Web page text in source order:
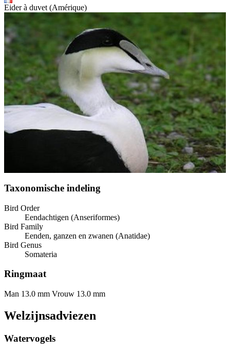
Eider à duvet (Amérique)
Taxonomische indeling
Bird Order
Eendachtigen (Anseriformes)
Bird Family
Eenden, ganzen en zwanen (Anatidae)
Bird Genus
Somateria
Ringmaat
Man 13.0 mm Vrouw 13.0 mm
Welzijnsadviezen
Watervogels